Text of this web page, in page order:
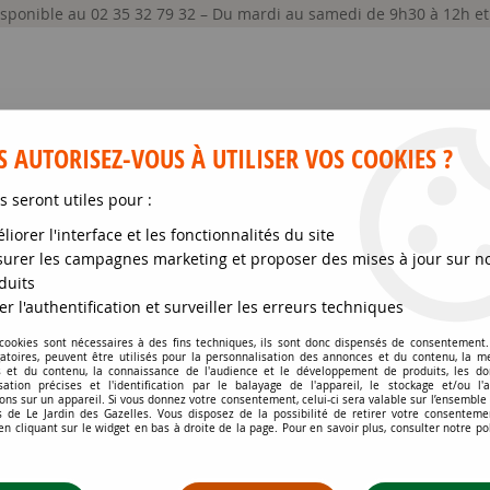
au 02 35 32 79 32 – Du mardi au samedi de 9h30 à 12h
GRAINES ET SEMENCES MATÉRIELS
fleurs decoratives Mélanges
MÉLANGES MASSIF
Soyez le premier à donner
AUTORISEZ-VOUS À UTILISER VOS COOKIES ?
seront utiles pour :
l'interface et les fonctionnalités du site
les campagnes marketing et proposer des mises à jour sur
l'authentification et surveiller les erreurs techniques
sont nécessaires à des fins techniques, ils sont donc dispensés de
peuvent être utilisés pour la personnalisation des annonces et du contenu, la
et du contenu, la connaissance de l'audience et le développement de produits, les
précises et l'identification par le balayage de l'appareil, le stockage et/ou
sur un appareil. Si vous donnez votre consentement, celui-ci sera valable sur l’ensemble
de Le Jardin des Gazelles. Vous disposez de la possibilité de retirer votre
cliquant sur le widget en bas à droite de la page. Pour en savoir plus, consulter notre